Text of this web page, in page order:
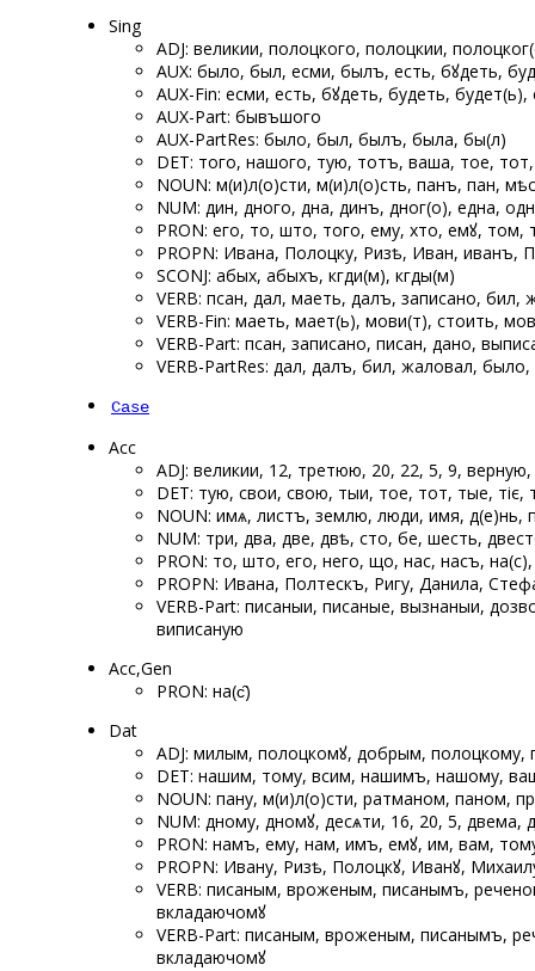
Sing
ADJ: великии, полоцкого, полоцкии,
AUX: было, был, есми, былъ, есть, бꙋдеть,
AUX-Fin: есми, есть, бꙋдеть, будеть,
AUX-Part: бывъшого
AUX-PartRes: было, был, былъ, была, бы(л)
DET: того, нашого, тую, тотъ, ваша, тое,
NOUN: м(и)л(о)сти, м(и)л(о)сть, панъ, пан,
NUM: ѡдин, ѡдного, ѡдна, ѡдинъ, ѡдног(о), една,
PRON: его, то, што, того, ему, хто, емꙋ, том,
PROPN: Ивана, Полоцку, Ризѣ, Иван, иванъ,
SCONJ: абых, абыхъ, кгди(м), кгды(м)
VERB: псан, дал, маеть, далъ, записано,
VERB-Fin: маеть, мает(ь), мови(т), стоить,
VERB-Part: псан, записано, писан, дано,
VERB-PartRes: дал, далъ, бил, жаловал,
Case
Acc
ADJ: великии, 12, третюю, 20, 22, 5, 9,
DET: тую, свои, свою, тыи, тое, тот, тые, тіє,
NOUN: имѧ, листъ, землю, люди, имя, д(е)нь,
NUM: три, два, две, двѣ, сто, ѡбе, шесть,
PRON: то, што, его, него, що, нас, насъ,
PROPN: Ивана, Полтескъ, Ригу, Данила,
VERB-Part: писаныи, писаные, вызнаныи,
виписаную
Acc,Gen
PRON: на(с̑)
Dat
ADJ: милым, полоцкомꙋ, добрым,
DET: нашим, тому, всим, нашимъ, нашому,
NOUN: пану, м(и)л(о)сти, ратманом, паном,
NUM: ѡдному, ѡдномꙋ, десѧти, 16, 20, 5,
PRON: намъ, ему, нам, имъ, емꙋ, им, вам,
PROPN: Ивану, Ризѣ, Полоцкꙋ, Иванꙋ,
VERB: писаным, вроженым, писанымъ,
вкладаючомꙋ
VERB-Part: писаным, вроженым, писанымъ,
вкладаючомꙋ